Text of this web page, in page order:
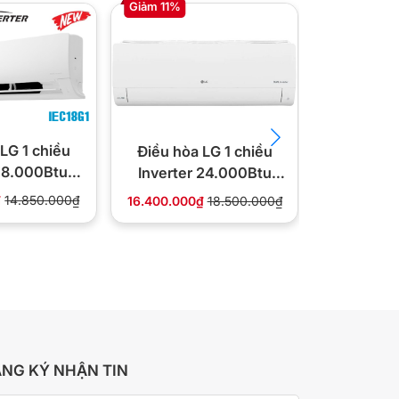
1 chiều
14.850.000₫
Giảm 11%
Điều hòa LG 1 chiều
Inverter 24.000Btu
IEC24G1
16.400.000₫ 18.500.000₫
KÝ NHẬN TIN